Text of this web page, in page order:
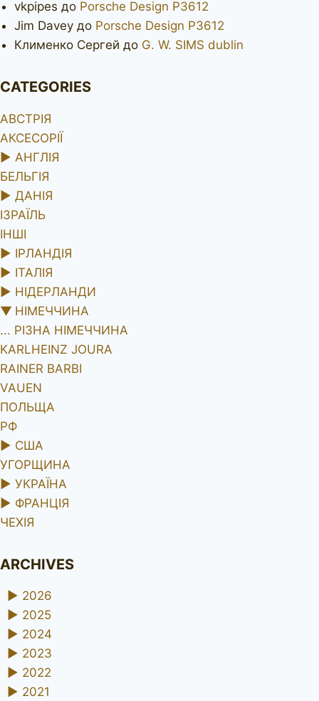
vkpipes до Porsche Design P3612
Jim Davey до Porsche Design P3612
Клименко Сергей до G. W. SIMS dublin
CATEGORIES
АВСТРІЯ
АКСЕСОРІЇ
► АНГЛІЯ
БЕЛЬГІЯ
► ДАНІЯ
ІЗРАЇЛЬ
ІНШІ
► ІРЛАНДІЯ
► ІТАЛІЯ
► НІДЕРЛАНДИ
▼ НІМЕЧЧИНА
... РІЗНА НІМЕЧЧИНА
KARLHEINZ JOURA
RAINER BARBI
VAUEN
ПОЛЬЩА
РФ
► США
УГОРЩИНА
► УКРАЇНА
► ФРАНЦІЯ
ЧЕХІЯ
ARCHIVES
► 2026
► 2025
► 2024
► 2023
► 2022
► 2021